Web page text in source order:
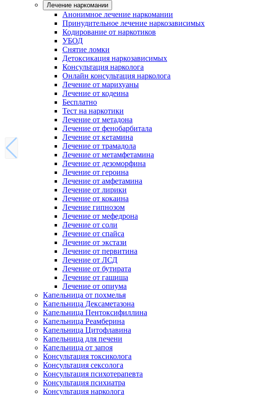
Лечение наркомании
Анонимное лечение наркомании
Принудительное лечение наркозависимых
Кодирование от наркотиков
УБОД
Снятие ломки
Детоксикация наркозависимых
Консультация нарколога
Онлайн консультация нарколога
Лечение от марихуаны
Лечение от кодеина
Бесплатно
Тест на наркотики
Лечение от метадона
Лечение от фенобарбитала
Лечение от кетамина
Лечение от трамадола
Лечение от метамфетамина
Лечение от дезоморфина
Лечение от героина
Лечение от амфетамина
Лечение от лирики
Лечение от кокаина
Лечение гипнозом
Лечение от мефедрона
Лечение от соли
Лечение от спайса
Лечение от экстази
Лечение от первитина
Лечение от ЛСД
Лечение от бутирата
Лечение от гашиша
Лечение от опиума
Капельница от похмелья
Капельница Дексаметазона
Капельница Пентоксифиллина
Капельница Реамберина
Капельница Цитофлавина
Капельница для печени
Капельница от запоя
Консультация токсиколога
Консультация сексолога
Консультация психотерапевта
Консультация психиатра
Консультация нарколога